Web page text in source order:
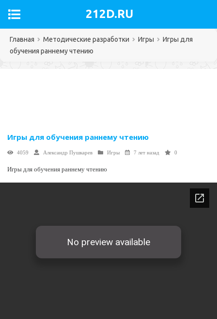
212D.RU
Главная Методические разработки Игры
Игры для
обучения раннему чтению
Игры для обучения раннему чтению
4059 Александр Пушкарев Игры 7 лет назад 0
Игры для обучения раннему чтению